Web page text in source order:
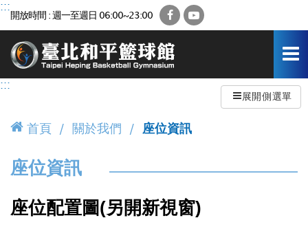
跳
容
:::
開放時間 : 週一至週日 06:00~23:00 FacebookYouTube
:::
展開側選單
首頁 關於我們 座位資訊
座位資訊
座位配置圖(另開新視窗)